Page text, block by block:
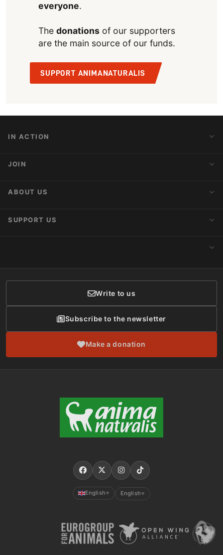
everyone.
The donationsof our supporters
are the main source of our funds.
SUPPORT ANIMANATURALIS
IN ACTION
Action Alerts
JOIN
Activist Network
ABOUT US
About AnimaNaturalis
SUPPORT US
Donor Care
Write to us
Subscribe to the newsletter
Make a donation
English ▼ English ▼